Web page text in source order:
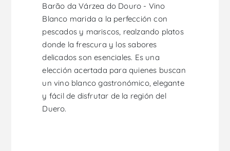
Barão da Várzea do Douro - Vino
Blanco marida a la perfección con
pescados y mariscos, realzando platos
donde la frescura y los sabores
delicados son esenciales. Es una
elección acertada para quienes buscan
un vino blanco gastronómico, elegante
y fácil de disfrutar de la región del
Duero.